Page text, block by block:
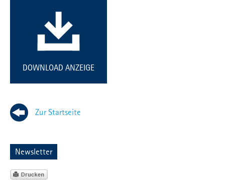
DOWNLOAD ANZEIGE
Zur Startseite
Newsletter